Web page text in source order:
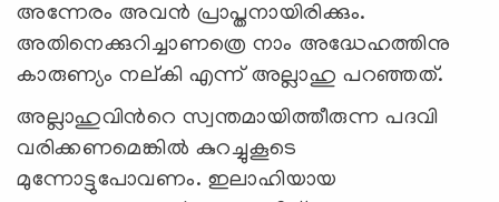
അന്നേരം അവന്‍ പ്രാപ്തനായിരിക്കും.
അതിനെക്കുറിച്ചാണത്രെ നാം അദ്ധേഹത്തിനു
കാരുണ്യം നല്കി എന്ന് അല്ലാഹു പറഞ്ഞത്.
അല്ലാഹുവിന്‍റെ സ്വന്തമായിത്തീരുന്ന പദവി
വരിക്കണമെങ്കില്‍ കുറച്ചുകൂടെ
മുന്നോട്ടുപോവണം. ഇലാഹിയായ